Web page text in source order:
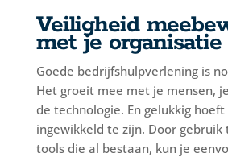
Veiligheid
met je organisatie
Goede bedrijfshulpverlening is
Het groeit mee met je mensen,
de technologie. En gelukkig
ingewikkeld te zijn. Door gebruik
tools die al bestaan, kun je